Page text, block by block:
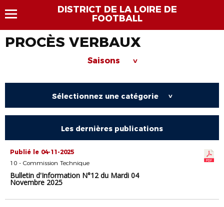
DISTRICT DE LA LOIRE DE
FOOTBALL
PROCÈS VERBAUX
Saisons >
Sélectionnez une catégorie >
Les dernières publications
Publié le 04-11-2025
10 - Commission Technique
Bulletin d'Information N°12 du Mardi 04
Novembre 2025